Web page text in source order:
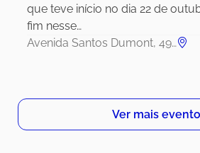
que teve início no dia 22 de
fim nesse…
Avenida Santos Dumont, 49…
Ver mais